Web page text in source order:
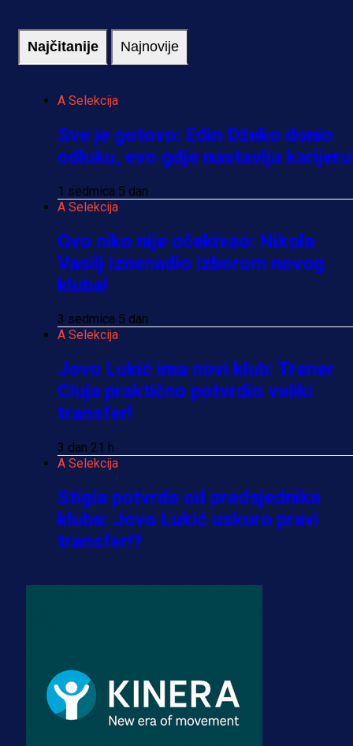
Najčitanije Najnovije
A Selekcija
Sve je gotovo: Edin Džeko donio
odluku, evo gdje nastavlja
1 sedmica 5 dan
A Selekcija
Ovo niko nije očekivao: Nikola
Vasilj iznenadio izborom novog
kluba!
3 sedmica 5 dan
A Selekcija
Jovo Lukić ima novi klub: Trener
Cluja praktično potvrdio veliki
transfer!
3 dan 21 h
A Selekcija
Stigla potvrda od predsjednika
kluba: Jovo Lukić uskoro pravi
transfer!?
dres BiH!
3 sedmica 4 dan
Premijer liga BiH